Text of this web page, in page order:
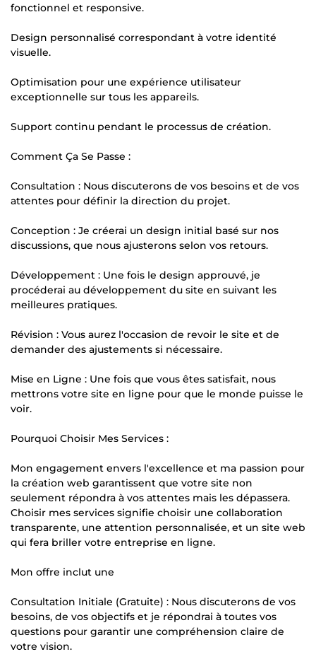
fonctionnel et responsive.
Design personnalisé correspondant à votre identité
visuelle.
Optimisation pour une expérience utilisateur
exceptionnelle sur tous les appareils.
Support continu pendant le processus de création.
Comment Ça Se Passe :
Consultation : Nous discuterons de vos besoins et de vos
attentes pour définir la direction du projet.
Conception : Je créerai un design initial basé sur nos
discussions, que nous ajusterons selon vos retours.
Développement : Une fois le design approuvé, je
procéderai au développement du site en suivant les
meilleures pratiques.
Révision : Vous aurez l'occasion de revoir le site et de
demander des ajustements si nécessaire.
Mise en Ligne : Une fois que vous êtes satisfait, nous
mettrons votre site en ligne pour que le monde puisse le
voir.
Pourquoi Choisir Mes Services :
Mon engagement envers l'excellence et ma passion pour
la création web garantissent que votre site non
seulement répondra à vos attentes mais les dépassera.
Choisir mes services signifie choisir une collaboration
transparente, une attention personnalisée, et un site web
qui fera briller votre entreprise en ligne.
Mon offre inclut une
Consultation Initiale (Gratuite) : Nous discuterons de vos
besoins, de vos objectifs et je répondrai à toutes vos
questions pour garantir une compréhension claire de
votre vision.